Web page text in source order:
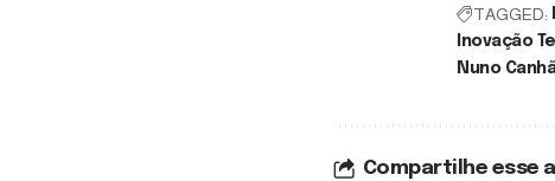
TAGGED:
Inovação
Nuno
Compartilhe esse